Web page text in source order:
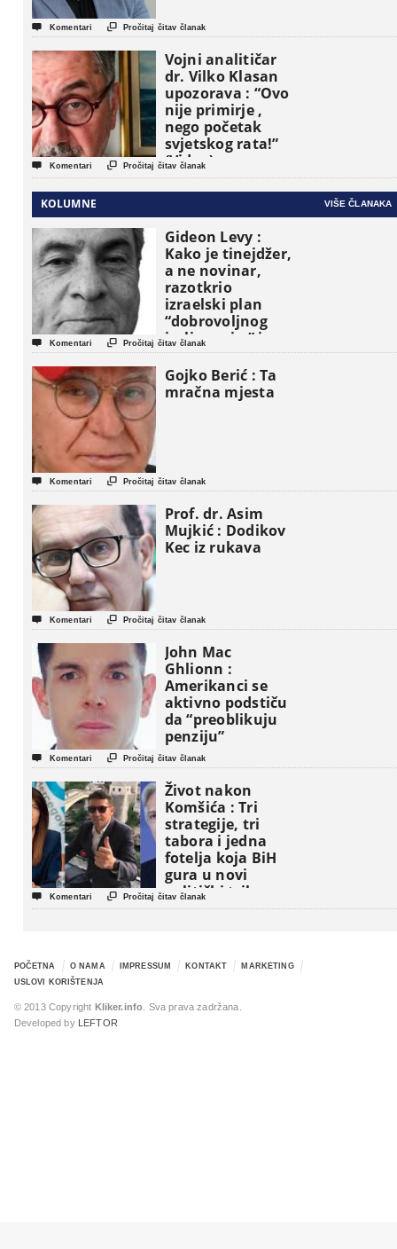
 Komentari  Pročitaj čitav članak
Vojni analitičar
dr. Vilko Klasan
upozorava : “Ovo
nije primirje ,
nego početak
svjetskog rata!”
(Video)
 Komentari  Pročitaj čitav članak
KOLUMNE VIŠE ČLANAKA
Gideon Levy :
Kako je tinejdžer,
a ne novinar,
razotkrio
izraelski plan
“dobrovoljnog
iseljavanja ” iz
Gaze
 Komentari  Pročitaj čitav članak
Gojko Berić : Ta
mračna mjesta
 Komentari  Pročitaj čitav članak
Prof. dr. Asim
Mujkić : Dodikov
Kec iz rukava
 Komentari  Pročitaj čitav članak
John Mac
Ghlionn :
Amerikanci se
aktivno podstiču
da “preoblikuju
penziju”
 Komentari  Pročitaj čitav članak
Život nakon
Komšića : Tri
strategije, tri
tabora i jedna
fotelja koja BiH
gura u novi
politički triler
 Komentari  Pročitaj čitav članak
POČETNA O NAMA IMPRESSUM KONTAKT
MARKETING
USLOVI KORIŠTENJA
© 2013 Copyright Kliker.info . Sva prava zadržana.
Developed by
LEFTOR